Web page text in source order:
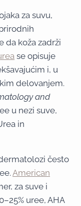
za suvu,
da koža zadrži
se opisuje
i, u
delovanjem.
and
u nezi suve,
in
često
American
za suve i
uree, AHA